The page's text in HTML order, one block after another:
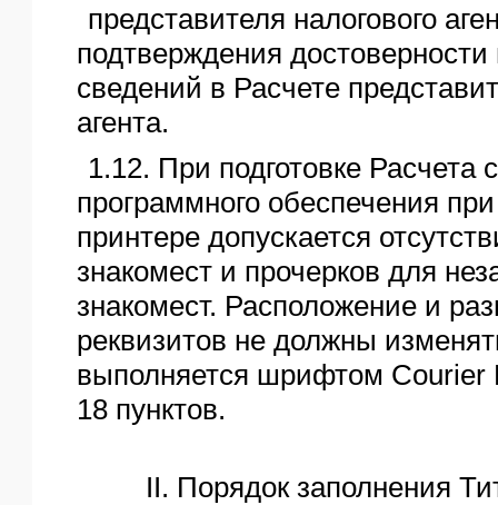
представителя налогового
подтверждения
сведений в Расчете
агента.
1.12. При подготовке Расчета
программного обеспечения
принтере допускается
знакомест и прочерков для
знакомест. Расположение и
реквизитов не должны
выполняется шрифтом Courier
18 пунктов.
II. Порядок заполнения